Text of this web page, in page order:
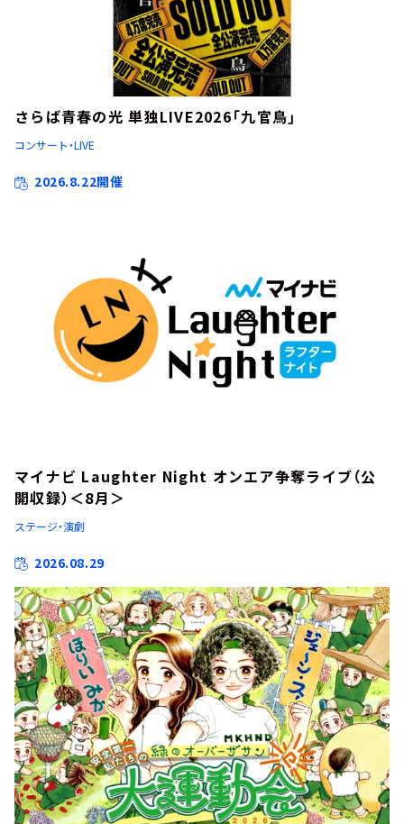
さらば青春の光 単独LIVE2026「九官鳥」
コンサート・LIVE
2026.8.22開催
マイナビ Laughter Night オンエア争奪ライブ（公
開収録）＜8月＞
ステージ・演劇
2026.08.29